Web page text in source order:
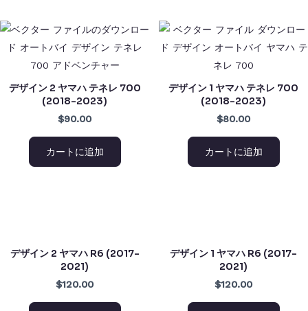
デザイン 2 ヤマハ テネレ 700
(2018-2023)
$90.00
カートに追加
デザイン 1 ヤマハ テネレ 700
(2018-2023)
$80.00
カートに追加
デザイン 2 ヤマハ R6 (2017-
2021)
$120.00
デザイン 1 ヤマハ R6 (2017-
2021)
$120.00